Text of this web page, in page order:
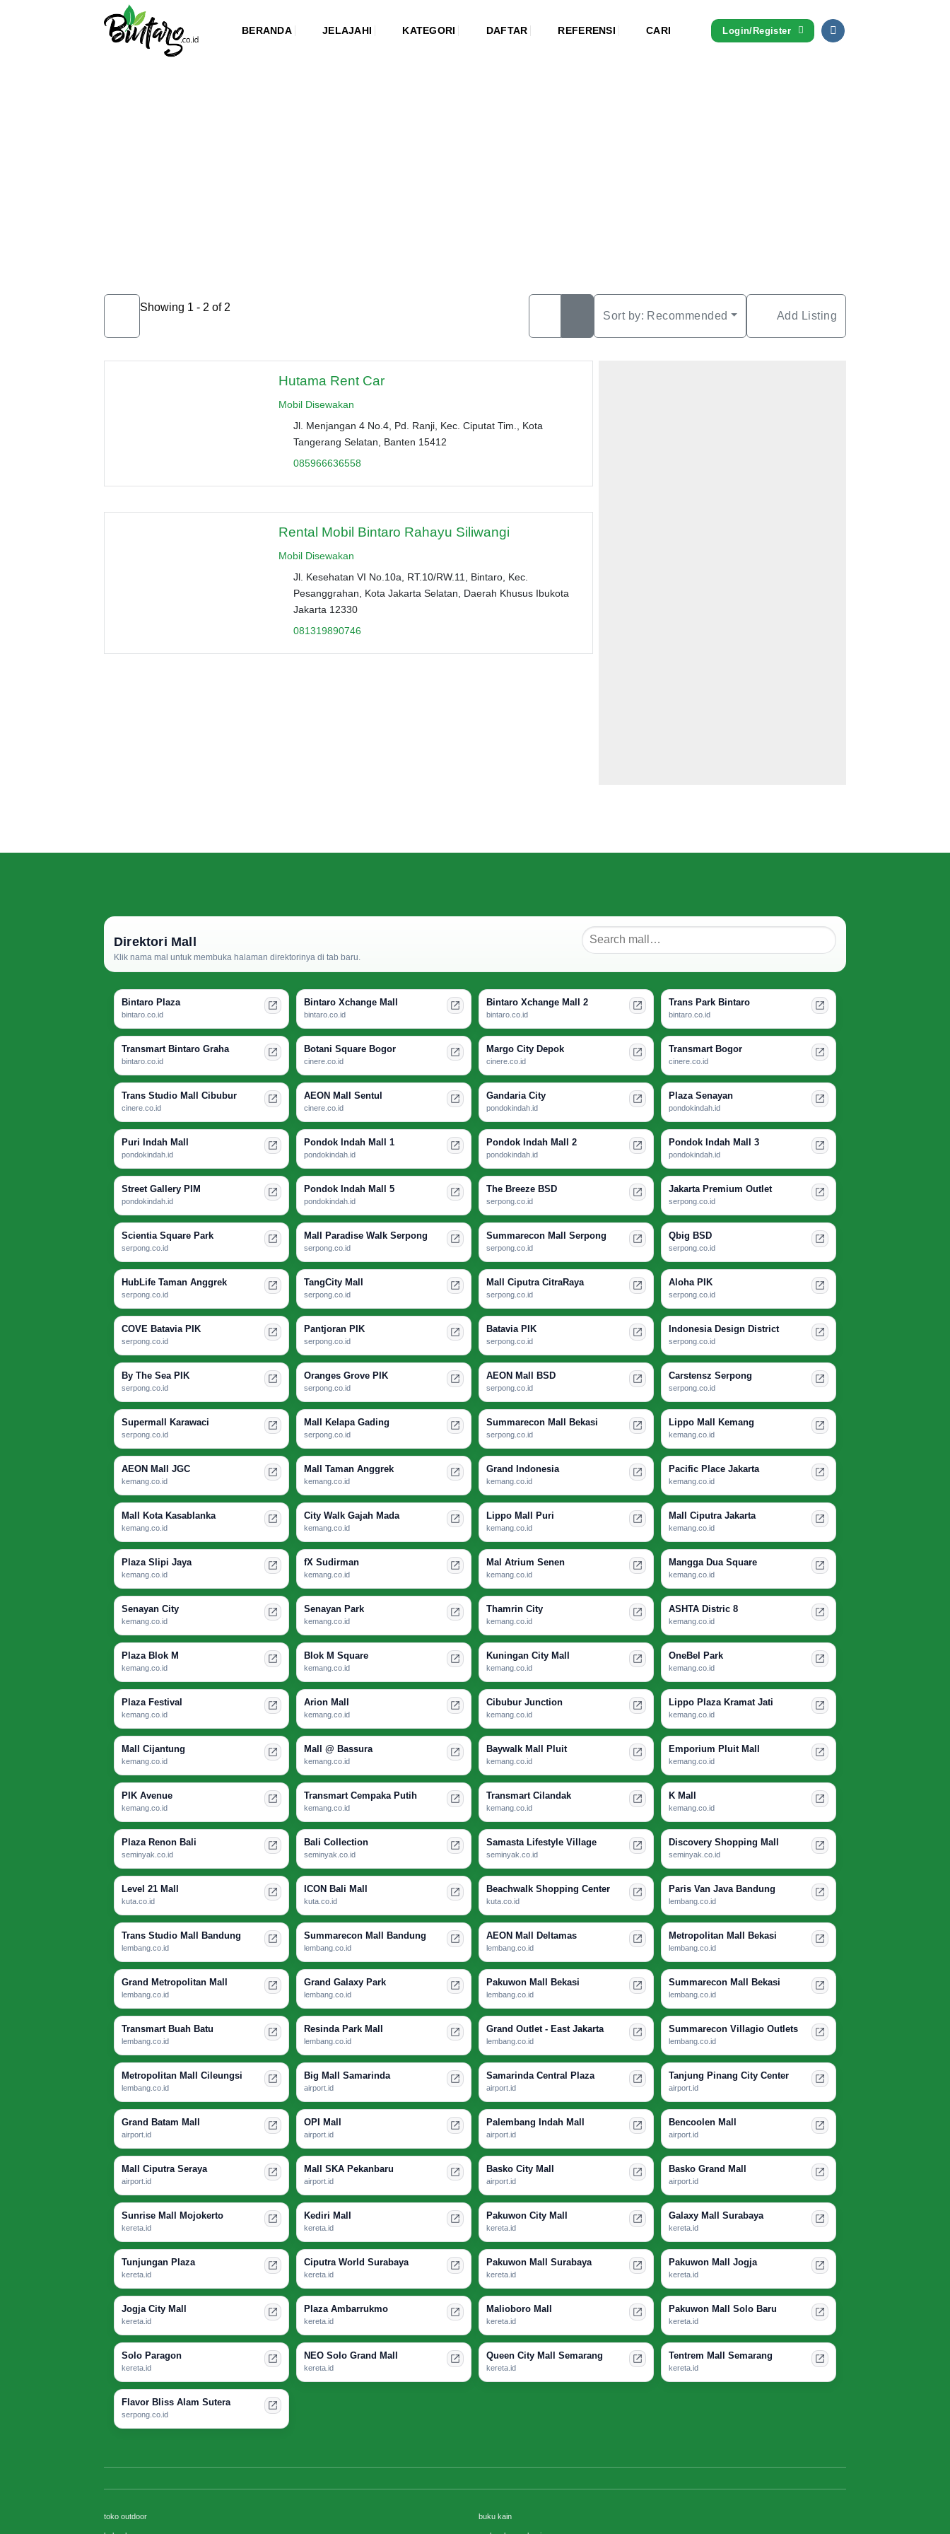
BERANDA JELAJAHI KATEGORI DAFTAR REFERENSI CARI Login/Register
Showing 1 - 2 of 2
Sort by: Recommended Add Listing
Hutama Rent Car
Mobil Disewakan
Jl. Menjangan 4 No.4, Pd. Ranji, Kec. Ciputat Tim., Kota
Tangerang Selatan, Banten 15412
085966636558
Rental Mobil Bintaro Rahayu Siliwangi
Mobil Disewakan
Jl. Kesehatan VI No.10a, RT.10/RW.11, Bintaro, Kec.
Pesanggrahan, Kota Jakarta Selatan, Daerah Khusus Ibukota
Jakarta 12330
081319890746
Direktori Mall
Klik nama mal untuk membuka halaman direktorinya di tab baru.
Bintaro Plaza
bintaro.co.id
Bintaro Xchange Mall
bintaro.co.id
Bintaro Xchange Mall 2
bintaro.co.id
Trans Park Bintaro
bintaro.co.id
Transmart Bintaro Graha
bintaro.co.id
Botani Square Bogor
cinere.co.id
Margo City Depok
cinere.co.id
Transmart Bogor
cinere.co.id
Trans Studio Mall Cibubur
cinere.co.id
AEON Mall Sentul
cinere.co.id
Gandaria City
pondokindah.id
Plaza Senayan
pondokindah.id
Puri Indah Mall
pondokindah.id
Pondok Indah Mall 1
pondokindah.id
Pondok Indah Mall 2
pondokindah.id
Pondok Indah Mall 3
pondokindah.id
Street Gallery PIM
pondokindah.id
Pondok Indah Mall 5
pondokindah.id
The Breeze BSD
serpong.co.id
Jakarta Premium Outlet
serpong.co.id
Scientia Square Park
serpong.co.id
Mall Paradise Walk Serpong
serpong.co.id
Summarecon Mall Serpong
serpong.co.id
Qbig BSD
serpong.co.id
HubLife Taman Anggrek
serpong.co.id
TangCity Mall
serpong.co.id
Mall Ciputra CitraRaya
serpong.co.id
Aloha PIK
serpong.co.id
COVE Batavia PIK
serpong.co.id
Pantjoran PIK
serpong.co.id
Batavia PIK
serpong.co.id
Indonesia Design District
serpong.co.id
By The Sea PIK
serpong.co.id
Oranges Grove PIK
serpong.co.id
AEON Mall BSD
serpong.co.id
Carstensz Serpong
serpong.co.id
Supermall Karawaci
serpong.co.id
Mall Kelapa Gading
serpong.co.id
Summarecon Mall Bekasi
serpong.co.id
Lippo Mall Kemang
kemang.co.id
AEON Mall JGC
kemang.co.id
Mall Taman Anggrek
kemang.co.id
Grand Indonesia
kemang.co.id
Pacific Place Jakarta
kemang.co.id
Mall Kota Kasablanka
kemang.co.id
City Walk Gajah Mada
kemang.co.id
Lippo Mall Puri
kemang.co.id
Mall Ciputra Jakarta
kemang.co.id
Plaza Slipi Jaya
kemang.co.id
fX Sudirman
kemang.co.id
Mal Atrium Senen
kemang.co.id
Mangga Dua Square
kemang.co.id
Senayan City
kemang.co.id
Senayan Park
kemang.co.id
Thamrin City
kemang.co.id
ASHTA Distric 8
kemang.co.id
Plaza Blok M
kemang.co.id
Blok M Square
kemang.co.id
Kuningan City Mall
kemang.co.id
OneBel Park
kemang.co.id
Plaza Festival
kemang.co.id
Arion Mall
kemang.co.id
Cibubur Junction
kemang.co.id
Lippo Plaza Kramat Jati
kemang.co.id
Mall Cijantung
kemang.co.id
Mall @ Bassura
kemang.co.id
Baywalk Mall Pluit
kemang.co.id
Emporium Pluit Mall
kemang.co.id
PIK Avenue
kemang.co.id
Transmart Cempaka Putih
kemang.co.id
Transmart Cilandak
kemang.co.id
K Mall
kemang.co.id
Plaza Renon Bali
seminyak.co.id
Bali Collection
seminyak.co.id
Samasta Lifestyle Village
seminyak.co.id
Discovery Shopping Mall
seminyak.co.id
Level 21 Mall
kuta.co.id
ICON Bali Mall
kuta.co.id
Beachwalk Shopping Center
kuta.co.id
Paris Van Java Bandung
lembang.co.id
Trans Studio Mall Bandung
lembang.co.id
Summarecon Mall Bandung
lembang.co.id
AEON Mall Deltamas
lembang.co.id
Metropolitan Mall Bekasi
lembang.co.id
Grand Metropolitan Mall
lembang.co.id
Grand Galaxy Park
lembang.co.id
Pakuwon Mall Bekasi
lembang.co.id
Summarecon Mall Bekasi
lembang.co.id
Transmart Buah Batu
lembang.co.id
Resinda Park Mall
lembang.co.id
Grand Outlet - East Jakarta
lembang.co.id
Summarecon Villagio Outlets
lembang.co.id
Metropolitan Mall Cileungsi
lembang.co.id
Big Mall Samarinda
airport.id
Samarinda Central Plaza
airport.id
Tanjung Pinang City Center
airport.id
Grand Batam Mall
airport.id
OPI Mall
airport.id
Palembang Indah Mall
airport.id
Bencoolen Mall
airport.id
Mall Ciputra Seraya
airport.id
Mall SKA Pekanbaru
airport.id
Basko City Mall
airport.id
Basko Grand Mall
airport.id
Sunrise Mall Mojokerto
kereta.id
Kediri Mall
kereta.id
Pakuwon City Mall
kereta.id
Galaxy Mall Surabaya
kereta.id
Tunjungan Plaza
kereta.id
Ciputra World Surabaya
kereta.id
Pakuwon Mall Surabaya
kereta.id
Pakuwon Mall Jogja
kereta.id
Jogja City Mall
kereta.id
Plaza Ambarrukmo
kereta.id
Malioboro Mall
kereta.id
Pakuwon Mall Solo Baru
kereta.id
Solo Paragon
kereta.id
NEO Solo Grand Mall
kereta.id
Queen City Mall Semarang
kereta.id
Tentrem Mall Semarang
kereta.id
Flavor Bliss Alam Sutera
serpong.co.id
toko outdoor buku kain